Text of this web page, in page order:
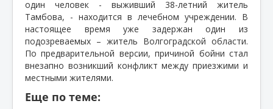
один человек - выживший 38-летний житель
Тамбова, - находится в лечебном учреждении. В
настоящее время уже задержан один из
подозреваемых – житель Волгоградской области.
По предварительной версии, причиной бойни стал
внезапно возникший конфликт между приезжими и
местными жителями.
Еще по теме: